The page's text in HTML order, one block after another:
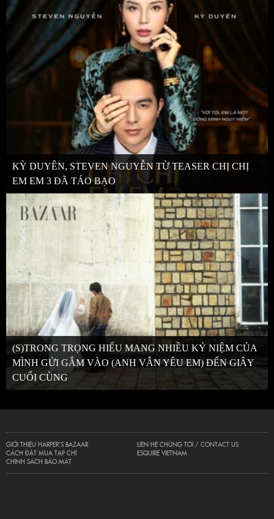
KỲ DUYÊN, STEVEN NGUYỄN TỪ TEASER CHỊ CHỊ
EM EM 3 ĐÃ TÁO BẠO
(S)TRONG TRỌNG HIẾU MANG NHIỀU KỶ NIỆM CỦA
MÌNH GỬI GẮM VÀO (ANH VẪN YÊU EM) ĐẾN GIÂY
CUỐI CÙNG
GIỚI THIỆU HARPER’S BAZAAR
CÁCH ĐẶT MUA TẠP CHÍ
CHÍNH SÁCH BẢO MẬT
LIÊN HỆ CHÚNG TÔI / CONTACT US
ESQUIRE VIETNAM